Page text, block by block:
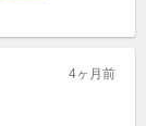
4ヶ月前